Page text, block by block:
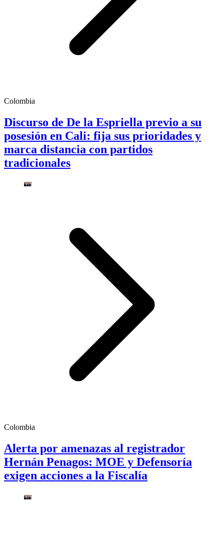
Colombia
Discurso de De la Espriella previo a su
posesión en Cali: fija sus prioridades y
marca distancia con partidos
tradicionales
Colombia
Alerta por amenazas al registrador
Hernán Penagos: MOE y Defensoría
exigen acciones a la Fiscalía